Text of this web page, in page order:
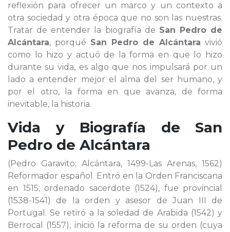
reflexión para ofrecer un marco y un contexto a
otra sociedad y otra época que no son las nuestras.
Tratar de entender la biografía de San Pedro de
Alcántara, porqué San Pedro de Alcántara vivió
como lo hizo y actuó de la forma en que lo hizo
durante su vida, es algo que nos impulsará por un
lado a entender mejor el alma del ser humano, y
por el otro, la forma en que avanza, de forma
inevitable, la historia.
Vida y Biografía de San
Pedro de Alcántara
(Pedro Garavito; Alcántara, 1499-Las Arenas, 1562)
Reformador español. Entró en la Orden Franciscana
en 1515; ordenado sacerdote (1524), fue provincial
(1538-1541) de la orden y asesor de Juan III de
Portugal. Se retiró a la soledad de Arabida (1542) y
Berrocal (1557), inició la reforma de su orden (cuya